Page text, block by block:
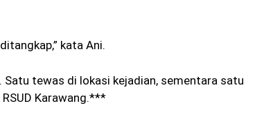
kata Ani.
tewas di lokasi kejadian, sementara satu
Karawang.***